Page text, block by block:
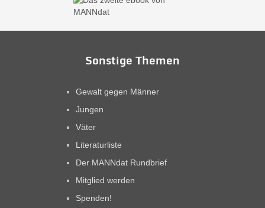
Sonstige Themen
Gewalt gegen Männer
Jungen
Väter
Literaturliste
Der MANNdat Rundbrief
Mitglied werden
Spenden!